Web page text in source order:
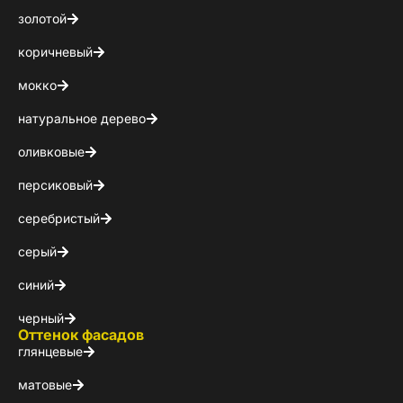
золотой
коричневый
мокко
натуральное дерево
оливковые
персиковый
серебристый
серый
синий
черный
Оттенок фасадов
глянцевые
матовые